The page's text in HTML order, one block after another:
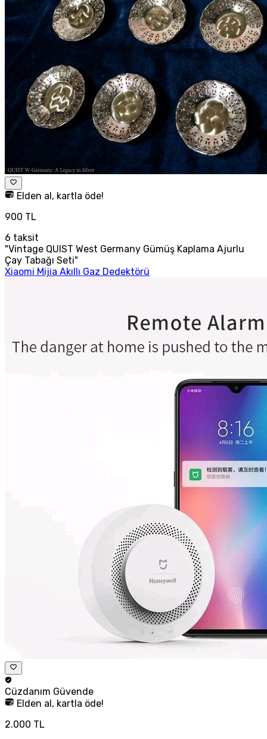
Elden al, kartla öde!
900 TL
6 taksit
"Vintage QUIST West Germany Gümüş Kaplama Ajurlu
Çay Tabağı Seti"
Xiaomi Mijia Akıllı Gaz Dedektörü
Cüzdanım Güvende
Elden al, kartla öde!
2.000 TL